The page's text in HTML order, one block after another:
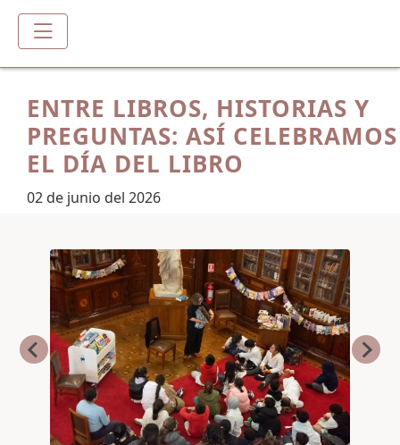
ENTRE LIBROS, HISTORIAS Y
PREGUNTAS: ASÍ CELEBRAMOS
EL DÍA DEL LIBRO
02 de junio del 2026